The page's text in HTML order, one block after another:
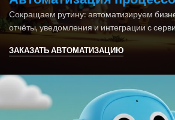
Сокращаем рутину: автоматизируем
отчёты, уведомления и интеграции с
ЗАКАЗАТЬ АВТОМАТИЗАЦИЮ